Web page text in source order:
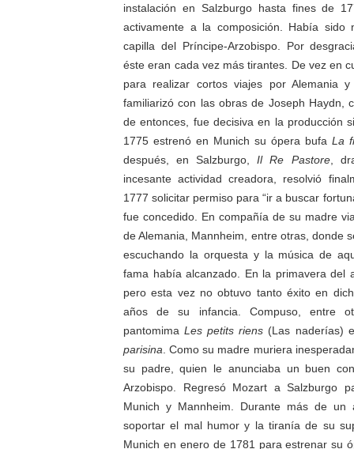
instalación en Salzburgo hasta fines de
activamente a la composición. Había sido
capilla del Príncipe-Arzobispo. Por
éste eran cada vez más tirantes. De vez en
para realizar cortos viajes por Alemania
familiarizó con las obras de Joseph Haydn,
de entonces, fue decisiva en la producción
1775 estrenó en Munich su ópera bufa La
después, en Salzburgo,Il Re Pastore,
incesante actividad creadora, resolvió
1777 solicitar permiso para “ir a buscar
fue concedido. En compañía de su madre
de Alemania, Mannheim, entre otras, donde
escuchando la orquesta y la música de
fama había alcanzado. En la primavera del
pero esta vez no obtuvo tanto éxito en
años de su infancia. Compuso, entre
pantomimaLes petits riens (Las naderías)
parisina . Como su madre muriera
su padre, quien le anunciaba un buen
Arzobispo. Regresó Mozart a Salzburgo
Munich y Mannheim. Durante más de un
soportar el mal humor y la tiranía de su
Munich en enero de 1781 para estrenar su